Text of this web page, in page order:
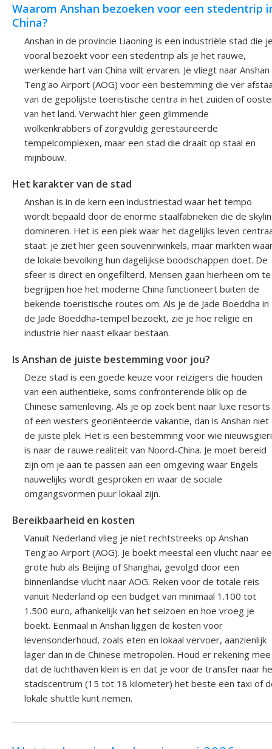
Waarom Anshan bezoeken voor een stedentrip
China?
Anshan in de provincie Liaoning is een industriële stad die
vooral bezoekt voor een stedentrip als je het rauwe,
werkende hart van China wilt ervaren. Je vliegt naar Anshan
Teng'ao Airport (AOG) voor een bestemming die ver
van de gepolijste toeristische centra in het zuiden of
van het land. Verwacht hier geen glimmende
wolkenkrabbers of zorgvuldig gerestaureerde
tempelcomplexen, maar een stad die draait op staal en
mijnbouw.
Het karakter van de stad
Anshan is in de kern een industriestad waar het tempo
wordt bepaald door de enorme staalfabrieken die de
domineren. Het is een plek waar het dagelijks leven
staat: je ziet hier geen souvenirwinkels, maar markten
de lokale bevolking hun dagelijkse boodschappen doet. De
sfeer is direct en ongefilterd. Mensen gaan hierheen om te
begrijpen hoe het moderne China functioneert buiten de
bekende toeristische routes om. Als je de Jade Boeddha in
de Jade Boeddha-tempel bezoekt, zie je hoe religie en
industrie hier naast elkaar bestaan.
Is Anshan de juiste bestemming voor jou?
Deze stad is een goede keuze voor reizigers die houden
van een authentieke, soms confronterende blik op de
Chinese samenleving. Als je op zoek bent naar luxe resorts
of een westers georiënteerde vakantie, dan is Anshan niet
de juiste plek. Het is een bestemming voor wie
is naar de rauwe realiteit van Noord-China. Je moet bereid
zijn om je aan te passen aan een omgeving waar Engels
nauwelijks wordt gesproken en waar de sociale
omgangsvormen puur lokaal zijn.
Bereikbaarheid en kosten
Vanuit Nederland vlieg je niet rechtstreeks op Anshan
Teng'ao Airport (AOG). Je boekt meestal een vlucht naar
grote hub als Beijing of Shanghai, gevolgd door een
binnenlandse vlucht naar AOG. Reken voor de totale reis
vanuit Nederland op een budget van minimaal 1.100 tot
1.500 euro, afhankelijk van het seizoen en hoe vroeg je
boekt. Eenmaal in Anshan liggen de kosten voor
levensonderhoud, zoals eten en lokaal vervoer, aanzienlijk
lager dan in de Chinese metropolen. Houd er rekening mee
dat de luchthaven klein is en dat je voor de transfer naar
stadscentrum (15 tot 18 kilometer) het beste een taxi of
lokale shuttle kunt nemen.